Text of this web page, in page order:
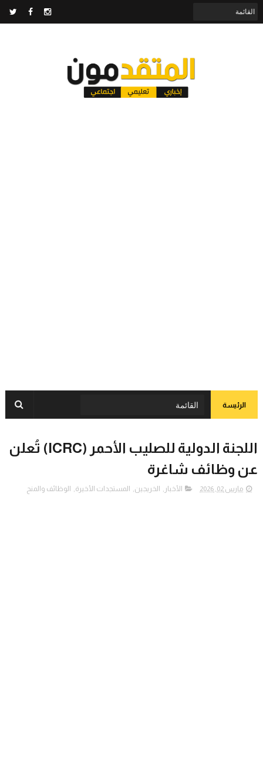
الرئيسة
اللجنة الدولية للصليب الأحمر (ICRC) تُعلن
عن وظائف شاغرة
مارس 02, 2026 الأخبار , الخريجين, المستجدات الأخيرة, الوظائف والمنح